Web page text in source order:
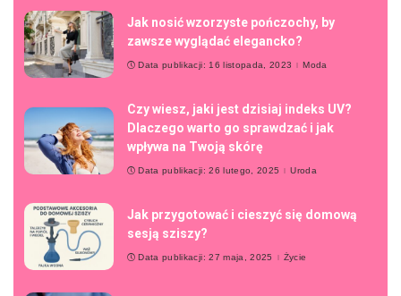
Jak nosić wzorzyste pończochy, by
zawsze wyglądać elegancko?
Data publikacji: 16 listopada, 2023 Moda
Czy wiesz, jaki jest dzisiaj indeks UV?
Dlaczego warto go sprawdzać i jak
wpływa na Twoją skórę
Data publikacji: 26 lutego, 2025 Uroda
Jak przygotować i cieszyć się domową
sesją sziszy?
Data publikacji: 27 maja, 2025 Życie